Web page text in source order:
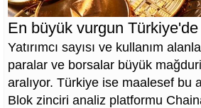
En büyük vurgun Türkiye'de
Yatırımcı sayısı ve kullanım
paralar ve borsalar büyük
aralıyor. Türkiye ise maalesef bu
Blok zinciri analiz platformu